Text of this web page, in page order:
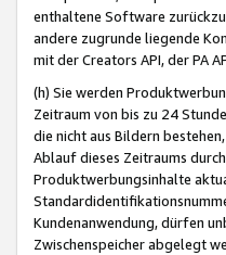
enthaltene Software
andere zugrunde liegende
mit der Creators API, der PA
(h) Sie werden
Zeitraum von bis zu 24
die nicht aus Bildern
Ablauf dieses Zeitraums
Produktwerbungsinhalte
Kundenanwendung, dürfen
Zwischenspeicher abgelegt